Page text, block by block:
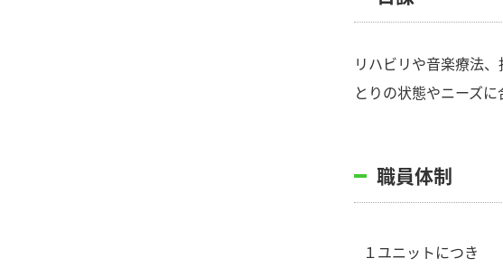
リハビリや音楽療法
とりの状態やニーズに
職員体制
１ユニットにつき